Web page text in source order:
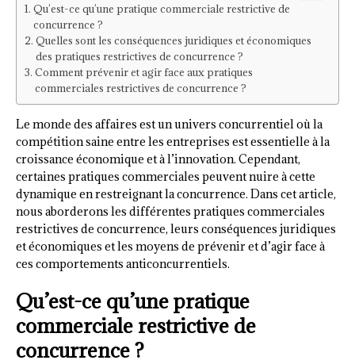
Qu’est-ce qu’une pratique commerciale restrictive de
concurrence ?
Quelles sont les conséquences juridiques et économiques
des pratiques restrictives de concurrence ?
Comment prévenir et agir face aux pratiques
commerciales restrictives de concurrence ?
Le monde des affaires est un univers concurrentiel où la
compétition saine entre les entreprises est essentielle à la
croissance économique et à l’innovation. Cependant,
certaines pratiques commerciales peuvent nuire à cette
dynamique en restreignant la concurrence. Dans cet article,
nous aborderons les différentes pratiques commerciales
restrictives de concurrence, leurs conséquences juridiques
et économiques et les moyens de prévenir et d’agir face à
ces comportements anticoncurrentiels.
Qu’est-ce qu’une pratique
commerciale restrictive de
concurrence ?